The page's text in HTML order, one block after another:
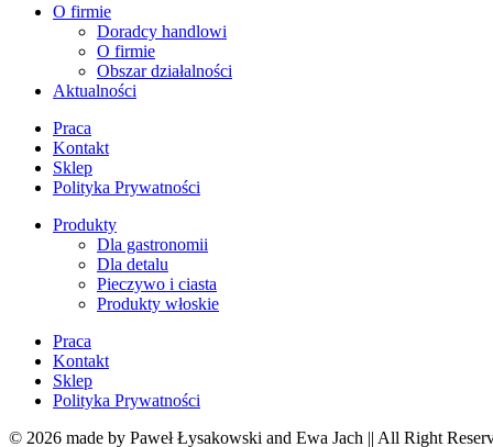
O firmie
Doradcy handlowi
O firmie
Obszar działalności
Aktualności
Praca
Kontakt
Sklep
Polityka Prywatności
Produkty
Dla gastronomii
Dla detalu
Pieczywo i ciasta
Produkty włoskie
Praca
Kontakt
Sklep
Polityka Prywatności
© 2026 made by Paweł Łysakowski and Ewa Jach || All Right